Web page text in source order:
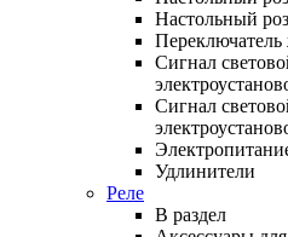
Настольный
Сигнал
Сигнал
Удлинители
Реле
В раздел